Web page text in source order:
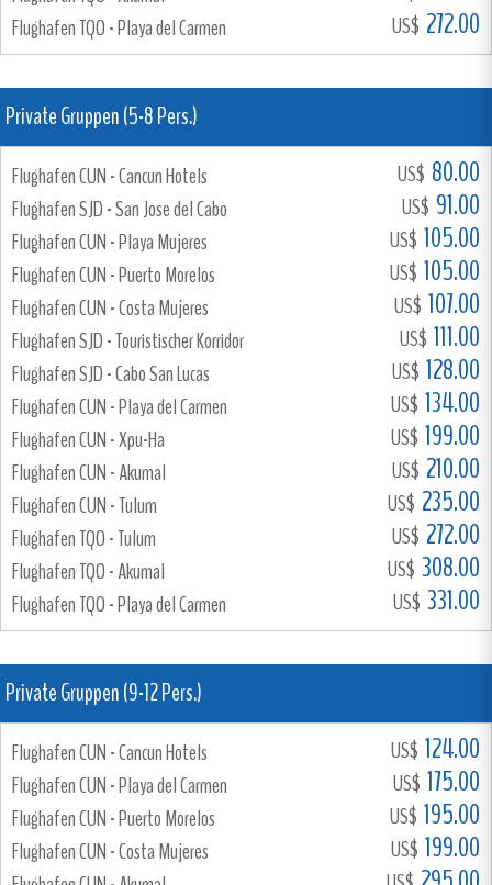
Flughafen TQO - Playa del Carmen US$ 272.00
Private Gruppen (5-8 Pers.)
Flughafen CUN - Cancun Hotels US$ 80.00
Flughafen SJD - San Jose del Cabo US$ 91.00
Flughafen CUN - Playa Mujeres US$ 105.00
Flughafen CUN - Puerto Morelos US$ 105.00
Flughafen CUN - Costa Mujeres US$ 107.00
Flughafen SJD - Touristischer Korridor US$ 111.00
Flughafen SJD - Cabo San Lucas US$ 128.00
Flughafen CUN - Playa del Carmen US$ 134.00
Flughafen CUN - Xpu-Ha US$ 199.00
Flughafen CUN - Akumal US$ 210.00
Flughafen CUN - Tulum US$ 235.00
Flughafen TQO - Tulum US$ 272.00
Flughafen TQO - Akumal US$ 308.00
Flughafen TQO - Playa del Carmen US$ 331.00
Private Gruppen (9-12 Pers.)
Flughafen CUN - Cancun Hotels US$ 124.00
Flughafen CUN - Playa del Carmen US$ 175.00
Flughafen CUN - Puerto Morelos US$ 195.00
Flughafen CUN - Costa Mujeres US$ 199.00